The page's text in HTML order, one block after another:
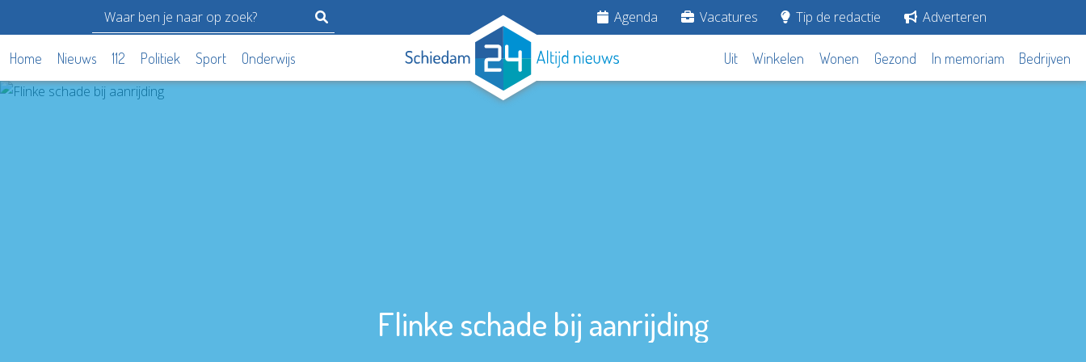
Agenda Vacatures Tip de redactie Adverteren
Home Nieuws 112 Politiek Sport Onderwijs Uit Winkelen Wonen Gezond In memoriam Bedrijven
Flinke schade bij aanrijding